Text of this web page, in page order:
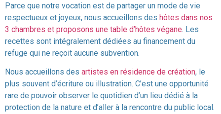
Parce que notre vocation est de partager un mode de vie
respectueux et joyeux, nous accueillons des hôtes dans nos
3 chambres et proposons une table d’hôtes végane. Les
recettes sont intégralement dédiées au financement du
refuge qui ne reçoit aucune subvention.
Nous accueillons des artistes en résidence de création, le
plus souvent d’écriture ou illustration. C’est une opportunité
rare de pouvoir observer le quotidien d’un lieu dédié à la
protection de la nature et d’aller à la rencontre du public local.